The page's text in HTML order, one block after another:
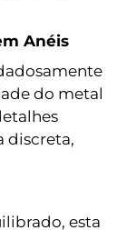
Anéis
do metal
discreta,
esta